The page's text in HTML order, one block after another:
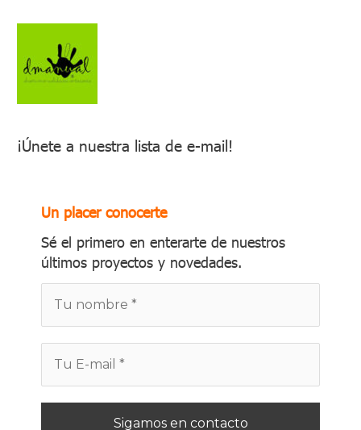
¡Únete a nuestra lista de e-mail!
Un placer conocerte
Sé el primero en enterarte de nuestros
últimos proyectos y novedades.